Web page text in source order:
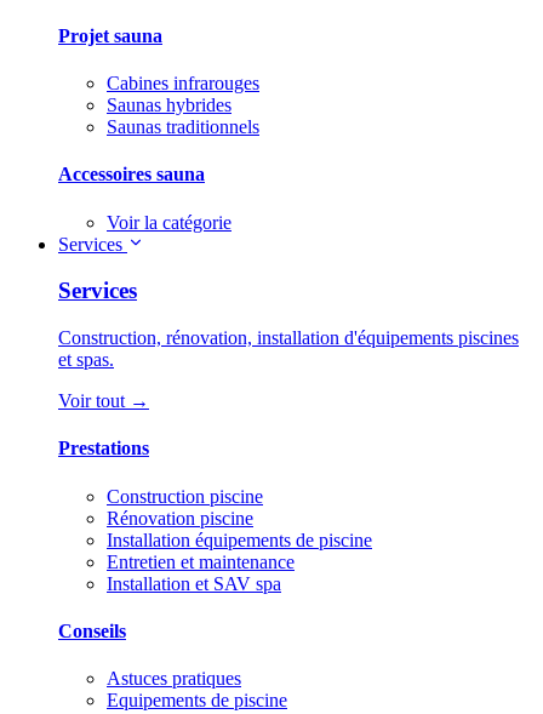
Projet sauna
Cabines infrarouges
Saunas hybrides
Saunas traditionnels
Accessoires sauna
Voir la catégorie
Services
Services
Construction, rénovation, installation d'équipements piscines
et spas.
Voir tout →
Prestations
Construction piscine
Rénovation piscine
Installation équipements de piscine
Entretien et maintenance
Installation et SAV spa
Conseils
Astuces pratiques
Equipements de piscine